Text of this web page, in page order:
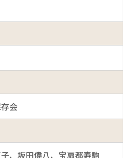
会
、坂田偉八、宝扇都寿駒